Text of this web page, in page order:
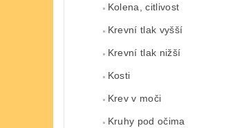
Kolena, citlivost
Krevní tlak vyšší
Krevní tlak nižší
Kosti
Krev v moči
Kruhy pod očima